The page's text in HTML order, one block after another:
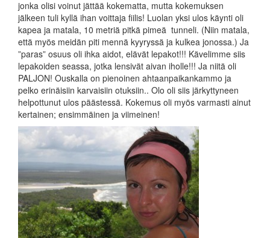
jonka olisi voinut jättää kokematta, mutta kokemuksen
jälkeen tuli kyllä ihan voittaja fiilis! Luolan yksi ulos käynti oli
kapea ja matala, 10 metriä pitkä pimeä tunneli. (Niin matala,
että myös meidän piti mennä kyyryssä ja kulkea jonossa.) Ja
”paras” osuus oli ihka aidot, elävät lepakot!!! Kävelimme siis
lepakoiden seassa, jotka lensivät aivan iholle!!! Ja niitä oli
PALJON! Ouskalla on pienoinen ahtaanpaikankammo ja
pelko erinäisiin karvaisiin otuksiin.. Olo oli siis järkyttyneen
helpottunut ulos päästessä. Kokemus oli myös varmasti ainut
kertainen; ensimmäinen ja viimeinen!